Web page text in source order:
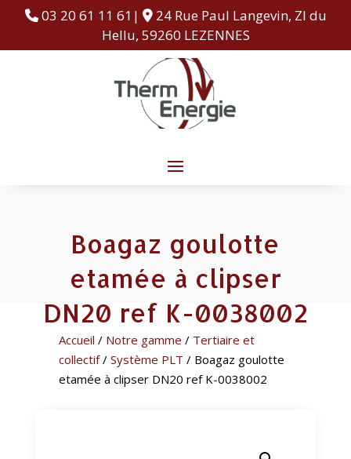
03 20 61 11 61|
24 Rue Paul Langevin, ZI du
Hellu, 59260 LEZENNES
Boagaz goulotte
etamée à clipser
DN20 ref K-0038002
Accueil / Notre gamme / Tertiaire et
collectif/ Système PLT / Boagaz goulotte
etamée à clipser DN20 ref K-0038002